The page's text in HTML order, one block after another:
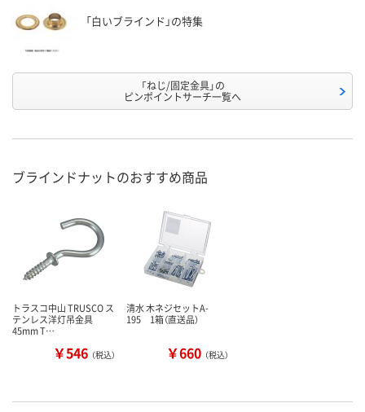
「白いブラインド」の特集
「ねじ/固定金具」の
ピンポイントサーチ一覧へ
ブラインドナットのおすすめ商品
トラスコ中山 TRUSCO ス
テンレス洋灯吊金具
45mm T…
￥546 （税込）
清水 木ネジセットA-
195 1箱（直送品）
￥660 （税込）